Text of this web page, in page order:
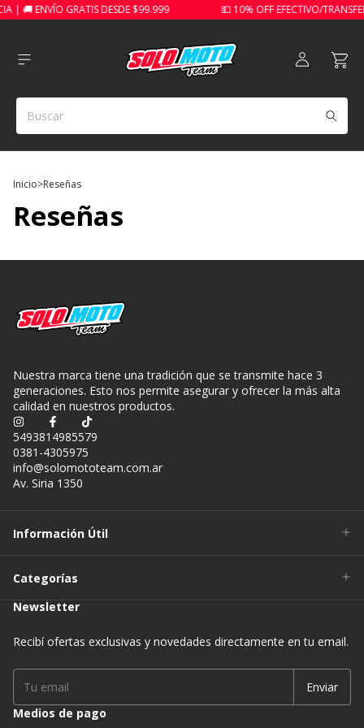
| 🚚 ENVÍO GRATIS DESDE $99.999 💵 10% OFF EFECTIVO/
Inicio>Reseñas
Reseñas
Nuestra marca tiene una tradición que se transmite hace 3
generaciones. Esto nos permite asegurar y ofrecer la más alta
calidad en nuestros productos.
5493814985579
0381-4305975
info@solomototeam.com.ar
Av. Siria 1350
Información Útil
Categorías
Newsletter
Recibí ofertas exclusivas y novedades directamente en tu email.
Medios de pago